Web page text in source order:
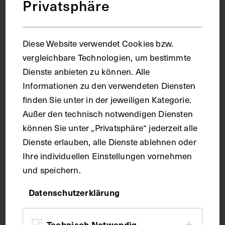
um 1927
Bonn
Material
Karton
Technik
Privatsphäre
Diese Website verwendet Cookies bzw.
vergleichbare Technologien, um bestimmte
Dienste anbieten zu können. Alle
Informationen zu den verwendeten Diensten
finden Sie unter in der jeweiligen Kategorie.
Außer den technisch notwendigen Diensten
können Sie unter „Privatsphäre“ jederzeit alle
Dienste erlauben, alle Dienste ablehnen oder
Ihre individuellen Einstellungen vornehmen
und speichern.
Datenschutzerklärung